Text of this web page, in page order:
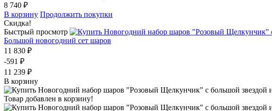
8 740 ₽
В корзину Продолжить покупки
Скидка!
Быстрый просмотр
Большой новогодний сет шаров
11 830 ₽
-591 ₽
11 239 ₽
В корзину
Товар добавлен в корзину!